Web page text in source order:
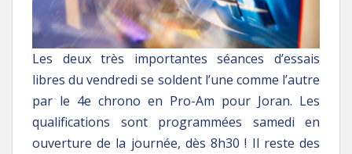
Les deux très importantes séances d’essais
libres du vendredi se soldent l’une comme l’autre
par le 4e chrono en Pro-Am pour Joran. Les
qualifications sont programmées samedi en
ouverture de la journée, dès 8h30 ! Il reste des